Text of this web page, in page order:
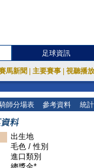
足球資訊
馬新聞 主要賽事 視聽播
師分場表 參考資料 統
出生地
毛色 / 性別
進口類別